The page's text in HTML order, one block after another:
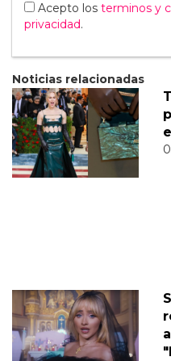
Acepto los terminos y
privacidad.
Noticias relacionadas